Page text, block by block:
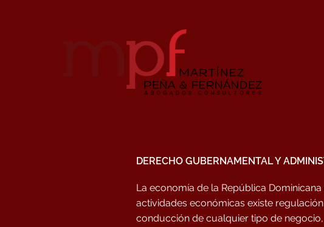
DERECHO GUBERNAMENTAL Y
La economía de la República
actividades económicas existe
conducción de cualquier tipo de